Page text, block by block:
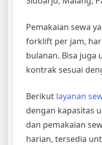
Pemakaian sewa
forklift per jam,
bulanan. Bisa juga
kontrak sesuai
Berikut layanan
dengan kapasitas
dan pemakaian
harian, tersedia